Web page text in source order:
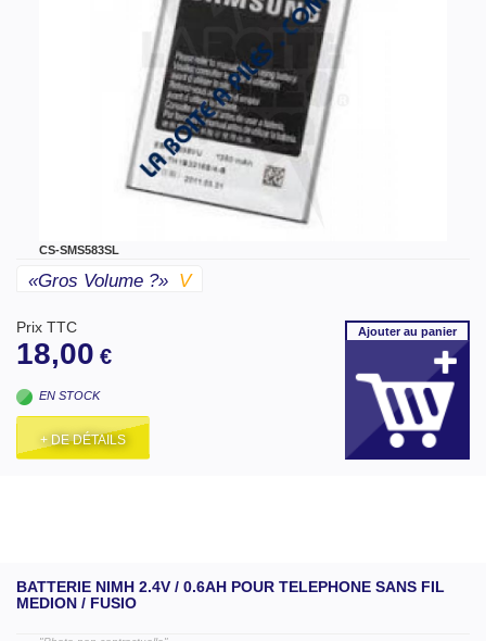
CS-SMS583SL
«gros Volume ?» V
Prix TTC
18,00 €
EN STOCK
+ DE DÉTAILS
Ajouterau panier
BATTERIE NIMH 2.4V / 0.6AH POUR TELEPHONE SANS FIL
MEDION / FUSIO